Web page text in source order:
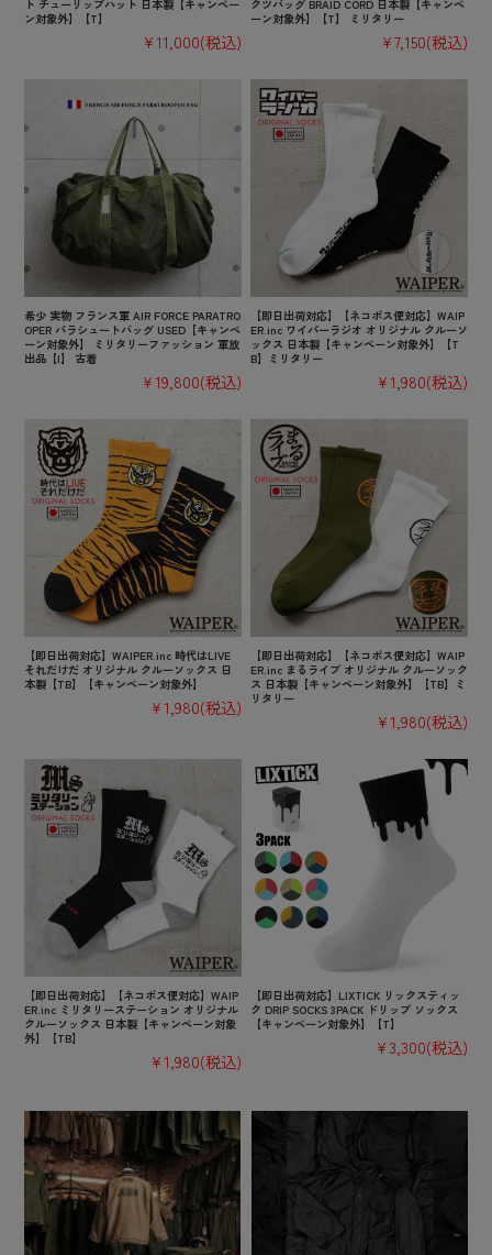
ト チューリップハット 日本製【キャンペー
ン対象外】【T】
¥11,000(税込)
クツバッグ BRAID CORD 日本製【キャンペ
ーン対象外】【T】 ミリタリー
¥7,150(税込)
希少 実物 フランス軍 AIR FORCE PARATRO
OPER パラシュートバッグ USED【キャンペ
ーン対象外】 ミリタリーファッション 軍放
出品【I】 古着
¥19,800(税込)
【即日出荷対応】【ネコポス便対応】WAIP
ER.inc ワイパーラジオ オリジナル クルーソ
ックス 日本製【キャンペーン対象外】【T
B】ミリタリー
¥1,980(税込)
【即日出荷対応】WAIPER.inc 時代はLIVE
それだけだ オリジナル クルーソックス 日
本製【TB】【キャンペーン対象外】
¥1,980(税込)
【即日出荷対応】【ネコポス便対応】WAIP
ER.inc まるライブ オリジナル クルーソック
ス 日本製【キャンペーン対象外】【TB】ミ
リタリー
¥1,980(税込)
【即日出荷対応】【ネコポス便対応】WAIP
ER.inc ミリタリーステーション オリジナル
クルーソックス 日本製【キャンペーン対象
外】【TB】
¥1,980(税込)
【即日出荷対応】LIXTICK リックスティッ
ク DRIP SOCKS 3PACK ドリップ ソックス
【キャンペーン対象外】【T】
¥3,300(税込)